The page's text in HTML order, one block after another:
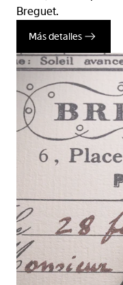
Breguet.
Más detalles